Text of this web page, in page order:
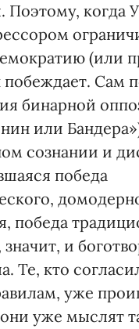
Поэтому, когда
(или
Сам
бинарной
или
сознании и
победа
победа
значит, и
Те, кто
уже
уже мыслят